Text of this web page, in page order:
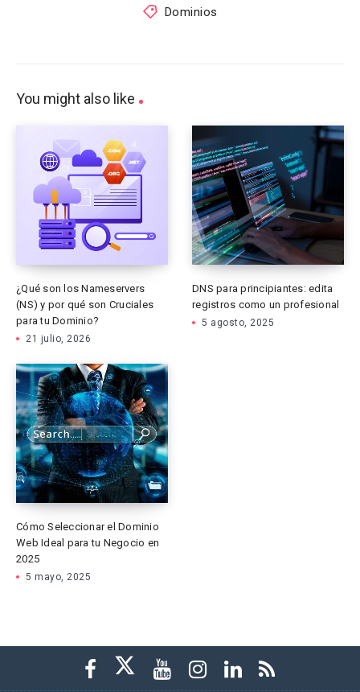
Dominios
You might also like
¿Qué son los Nameservers
(NS) y por qué son Cruciales
para tu Dominio?
21 julio, 2026
DNS para principiantes: edita
registros como un profesional
5 agosto, 2025
Cómo Seleccionar el Dominio
Web Ideal para tu Negocio en
2025
5 mayo, 2025